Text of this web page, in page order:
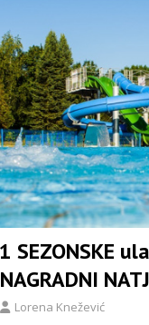
SEZONSKE
Lorena Knežević